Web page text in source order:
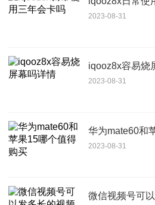
2023-08-31
iqooz8x容易烧
2023-08-31
华为mate60和
2023-08-31
微信视频号可